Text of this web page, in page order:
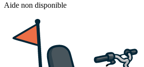
Aide non disponible